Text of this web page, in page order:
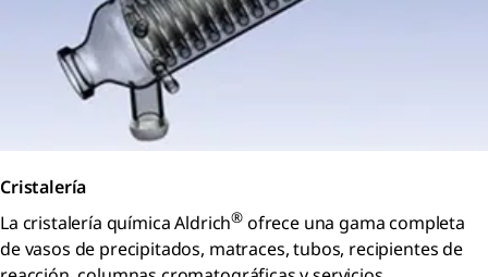
Cristalería
La cristalería química Aldrich® ofrece una gama completa
de vasos de precipitados, matraces, tubos, recipientes de